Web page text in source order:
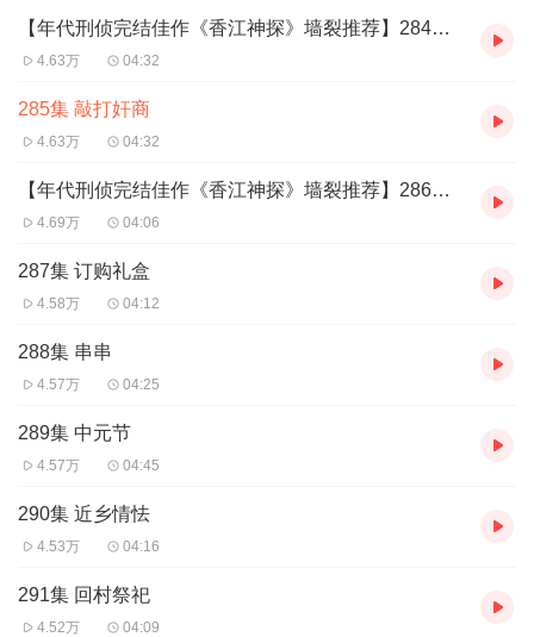
【年代刑侦完结佳作《香江神探》墙裂推荐】284集 掉马
4.63万 04:32
285集 敲打奸商
4.63万 04:32
【年代刑侦完结佳作《香江神探》墙裂推荐】286集 签订合同
4.69万 04:06
287集 订购礼盒
4.58万 04:12
288集 串串
4.57万 04:25
289集 中元节
4.57万 04:45
290集 近乡情怯
4.53万 04:16
291集 回村祭祀
4.52万 04:09